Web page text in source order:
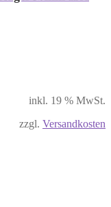
inkl. 19 % MwSt.
zzgl. Versandkosten